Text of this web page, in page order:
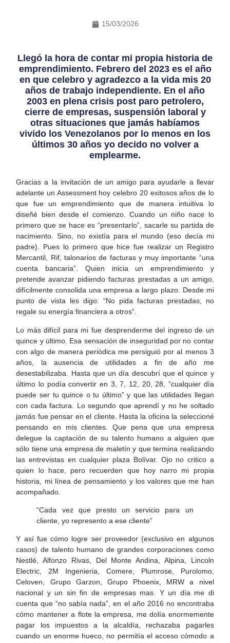
15/03/2026
Llegó la hora de contar mi propia historia de
emprendimiento. Febrero del 2023 es el año
en que celebro y agradezco a la vida mis 20
años de trabajo independiente. En el año
2003 en plena crisis post paro petrolero,
cierre de empresas, suspensión laboral y
otras situaciones que jamás habíamos
vivido los Venezolanos por lo menos en los
últimos 30 años yo decido no volver a
emplearme.
Gracias a la invitación de un amigo para ayudarle a llevar
adelante un Assessment hoy celebro 20 exitosos años de lo
que fue un emprendimiento que de manera intuitiva lo
diseñé bien desde el comienzo. Cuando un niño nace lo
primero que se hace es “presentarlo”, sacarle su partida de
nacimiento. Sino, no existía para el mundo (eso decía mi
padre). Pues lo primero que hice fue realizar un Registro
Mercantil, Rif, talonarios de facturas y muy importante “una
cuenta bancaria”. Quien inicia un emprendimiento y
pretende avanzar pidiendo facturas prestadas a un amigo,
difícilmente consolida una empresa a largo plazo. Desde mi
punto de vista les digo: “No pida facturas prestadas, no
regale su energía financiera a otros“.
Lo más difícil para mi fue desprenderme del ingreso de un
quince y último. Esa sensación de inseguridad por no contar
con algo de manera periòdica me persiguió por al menos 3
años, la ausencia de utilidades a fin de año me
desestabilizaba. Hasta que un día descubrí que el quince y
último lo podía convertir en 3, 7, 12, 20, 28, “cualquier día
puede ser tu quince o tu último” y que las utilidades llegan
con cada factura. Lo segundo que aprendí y no he soltado
jamás fue pensar en el cliente. Hasta la oficina la seleccioné
pensando en mis clientes. Que pena que una empresa
delegue la captación de su talento humano a alguien que
sólo tiene una empresa de maletín y que termina realizando
las entrevistas en cualquier plaza Bolívar. Ojo no critico a
quien lo hace, pero recuerden que hoy narro mi propia
historia, mi línea de pensamiento y los valores que me han
acompañado.
“Cada vez que presto un servicio para un
cliente, yo represento a ese cliente”
Y así fue cómo logre ser proveedor (exclusivo en algunos
casos) de talento humano de grandes corporaciones como
Nestlé, Alfonzo Rivas, Del Monte Andina, Alpina, Lincoln
Electric, 2M Ingenieria, Comere, Plumrose, Purolomo,
Celoven, Grupo Garzon, Grupo Phoenix, MRW a nivel
nacional y un sin fin de empresas mas. Y un día me di
cuenta que “no sabía nada”, en el año 2016 no encontraba
cómo mantener a flote la empresa, me dolía enormemente
pagar los impuestos a la alcaldía, rechazaba pagarles
cuando un enorme hueco, no permitía el acceso cómodo a